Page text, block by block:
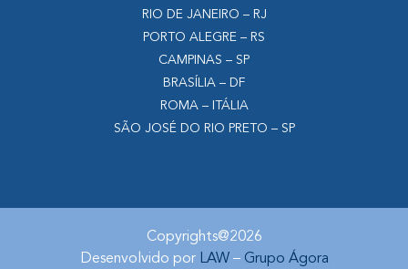
RIO DE JANEIRO – RJ
PORTO ALEGRE – RS
CAMPINAS – SP
BRASÍLIA – DF
ROMA – ITÁLIA
SÃO JOSÉ DO RIO PRETO – SP
Copyrights@2026
Desenvolvido por LAW– Grupo Ágora